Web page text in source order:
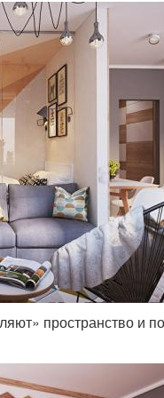
пространство и